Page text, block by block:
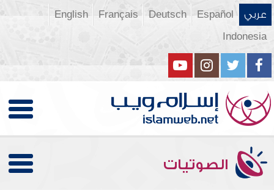
عربي Español
Deutsch
Français
English
Indonesia
الصوتيات